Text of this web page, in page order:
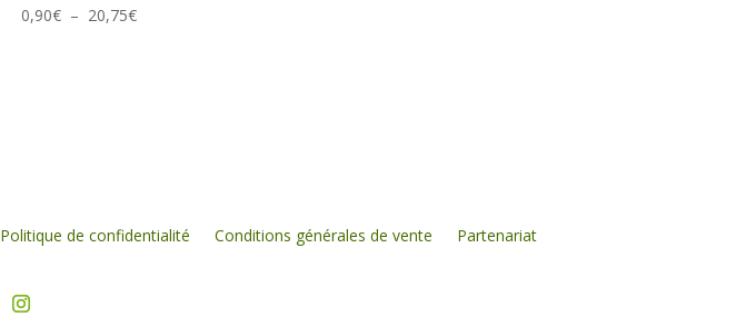
0,90€ – 20,75€Plage
Politique de confidentialité Conditions générales de vente Partenariat